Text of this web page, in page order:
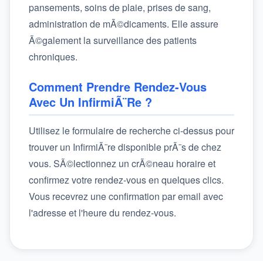
pansements, soins de plaie, prises de sang,
administration de mÃ©dicaments. Elle assure
Ã©galement la surveillance des patients
chroniques.
Comment Prendre Rendez-Vous
Avec Un InfirmiÃ¨re ?
Utilisez le formulaire de recherche ci-dessus pour
trouver un InfirmiÃ¨re disponible prÃ¨s de chez
vous. SÃ©lectionnez un crÃ©neau horaire et
confirmez votre rendez-vous en quelques clics.
Vous recevrez une confirmation par email avec
l'adresse et l'heure du rendez-vous.